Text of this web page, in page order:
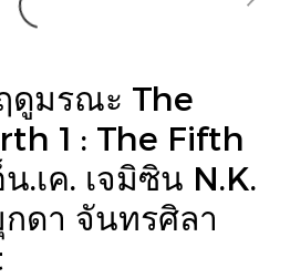
ดูมรณะ The
1 : The Fifth
.เค. เจมิซิน N.K.
ดา จันทรศิลา